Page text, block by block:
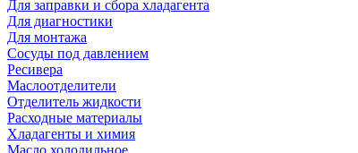
Для заправки и сбора хладагента
Для диагностики
Для монтажа
Сосуды под давлением
Ресивера
Маслоотделители
Отделитель жидкости
Расходные материалы
Хладагенты и химия
Масло холодильное